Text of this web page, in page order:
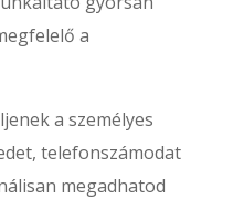
a
a személyes
telefonszámodat
megadhatod